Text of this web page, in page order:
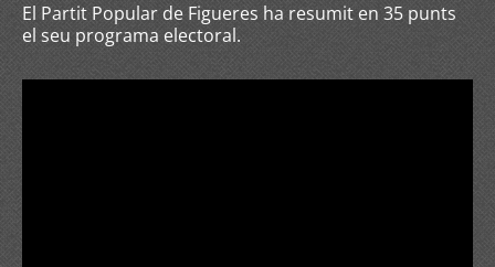
El Partit Popular de Figueres ha resumit en 35 punts
el seu programa electoral.